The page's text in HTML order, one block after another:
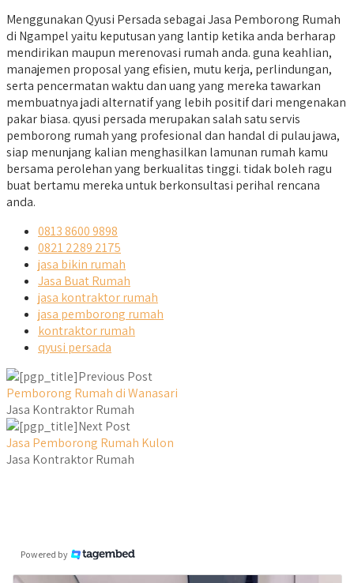
Menggunakan Qyusi Persada sebagai Jasa Pemborong Rumah
di Ngampel yaitu keputusan yang lantip ketika anda berharap
mendirikan maupun merenovasi rumah anda. guna keahlian,
manajemen proposal yang efisien, mutu kerja, perlindungan,
serta pencermatan waktu dan uang yang mereka tawarkan
membuatnya jadi alternatif yang lebih positif dari mengenakan
pakar biasa. qyusi persada merupakan salah satu servis
pemborong rumah yang profesional dan handal di pulau jawa,
siap menunjang kalian menghasilkan lamunan rumah kamu
bersama perolehan yang berkualitas tinggi. tidak boleh ragu
buat bertamu mereka untuk berkonsultasi perihal rencana
anda.
0813 8600 9898
0821 2289 2175
jasa bikin rumah
Jasa Buat Rumah
jasa kontraktor rumah
jasa pemborong rumah
kontraktor rumah
qyusi persada
Previous Post
Pemborong Rumah di Wanasari
Jasa Kontraktor Rumah
Next Post
Jasa Pemborong Rumah Kulon
Jasa Kontraktor Rumah
Powered by